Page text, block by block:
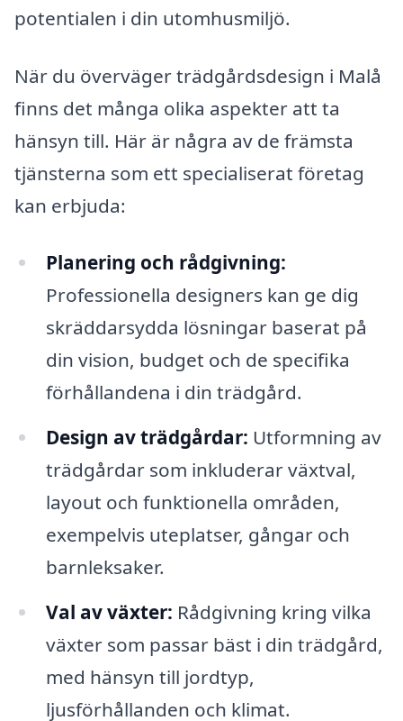
potentialen i din utomhusmiljö.
När du överväger trädgårdsdesign i Malå
finns det många olika aspekter att ta
hänsyn till. Här är några av de främsta
tjänsterna som ett specialiserat företag
kan erbjuda:
Planering och rådgivning:
Professionella designers kan ge dig
skräddarsydda lösningar baserat på
din vision, budget och de specifika
förhållandena i din trädgård.
Design av trädgårdar: Utformning av
trädgårdar som inkluderar växtval,
layout och funktionella områden,
exempelvis uteplatser, gångar och
barnleksaker.
Val av växter: Rådgivning kring vilka
växter som passar bäst i din trädgård,
med hänsyn till jordtyp,
ljusförhållanden och klimat.